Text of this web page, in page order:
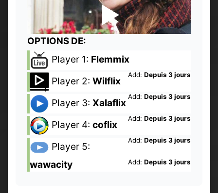
OPTIONS DE:
Player 1: Flemmix
Add: Depuis 3 jours
Player 2: Wilflix
Add: Depuis 3 jours
Player 3: Xalaflix
Add: Depuis 3 jours
Player 4: coflix
Add: Depuis 3 jours
Player 5:
wawacity
Add: Depuis 3 jours